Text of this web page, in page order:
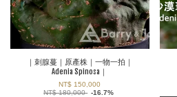
｜刺腺蔓｜原產株｜一物一拍｜
Adenia Spinosa｜
NT$ 150,000
NT$ 180,000 -16.7%